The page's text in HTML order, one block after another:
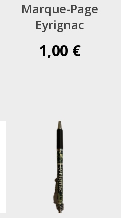
Marque-Page
Eyrignac
1,00 €